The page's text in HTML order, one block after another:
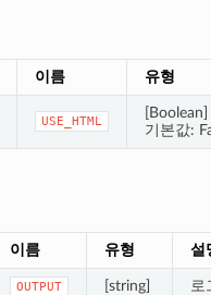
이름 유형
USE_HTML
[Boolean]
기본값:
이름 유형 설
OUTPUT [string] 로